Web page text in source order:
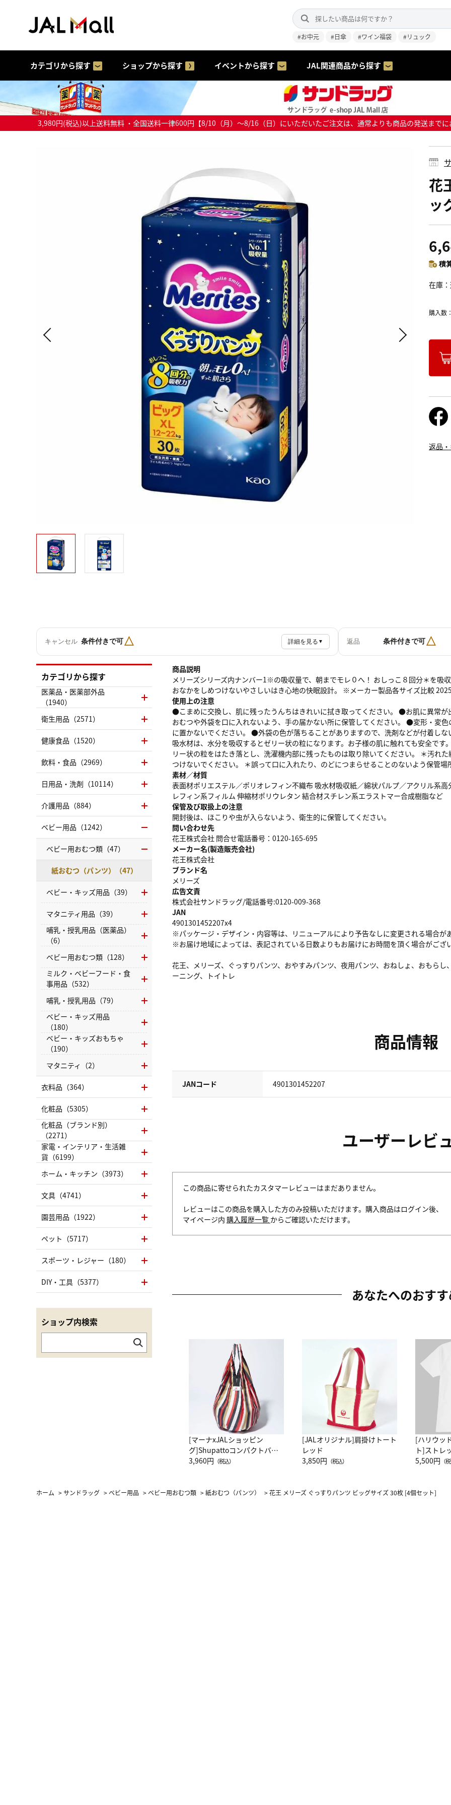
#お中元 #日傘 #ワイン福袋 #リュック
カテゴリから探す ショップから探す イベントから探す JAL関連商品から探す
3,980円(税込)以上送料無料 ・全国送料一律600円【8/10（月）～8/16（日）にいただいたご注文は、通常よりも商品の発送まで
花
ッ
積
在庫
購入数：
返品
キャンセル 条件付きで可△ 詳細を見る ▼ 返品 条件付きで可△
商品説明
メリーズシリーズ内ナンバー1※の吸収量で、朝までモレ０へ！ おしっこ８回分＊を吸
おなかをしめつけないやさしいはき心地の快眠設計。 ※メーカー製品各サイズ比較
使用上の注意
●こまめに交換し、肌に残ったうんちはきれいに拭き取ってください。 ●お肌に異常
おむつや外袋を口に入れないよう、手の届かない所に保管してください。 ●変形・変
に置かないでください。 ●外袋の色が落ちることがありますので、洗剤などが付着し
吸水材は、水分を吸収するとゼリー状の粒になります。お子様の肌に触れても安全で
リー状の粒をはたき落とし、洗濯機内部に残ったものは取り除いてください。 ＊汚れ
つけないでください。 ＊誤って口に入れたり、のどにつまらせることのないよう保管場
素材／材質
表面材ポリエステル／ポリオレフィン不織布 吸水材吸収紙／綿状パルプ／アクリル系
レフィン系フィルム 伸縮材ポリウレタン 結合材スチレン系エラストマー合成樹脂など
保管及び取扱上の注意
開封後は、ほこりや虫が入らないよう、衛生的に保管してください。
問い合わせ先
花王株式会社 問合せ電話番号：0120-165-695
メーカー名(製造販売会社)
花王株式会社
ブランド名
メリーズ
広告文責
株式会社サンドラッグ/電話番号:0120-009-368
JAN
4901301452207x4
※パッケージ・デザイン・内容等は、リニューアルにより予告なしに変更される場合が
※お届け地域によっては、表記されている日数よりもお届けにお時間を頂く場合がござい
花王、メリーズ、ぐっすりパンツ、おやすみパンツ、夜用パンツ、おねしょ、おもら
ーニング、トイトレ
商品情報
JANコード 4901301452207
ユーザーレビ
この商品に寄せられたカスタマーレビューはまだありません。
レビューはこの商品を購入した方のみ投稿いただけます。購入商品はログイン後、
マイページ内 購入履歴一覧 からご確認いただけます。
あなたへのおす
[マーナxJALショッピン
グ]Shupattoコンパクトバッ
グ Drop JAL客室乗務員
3,960円 （税込）
[JALオリジナル]肩掛けトート
レッド
3,850円 （税込）
[ハリウッ
ト]ストレ
ーネック別
5,500円 （
カテゴリから探す
医薬品・医薬部外品
（1940）
衛生用品（2571）
健康食品（1520）
飲料・食品（2969）
日用品・洗剤（10114）
介護用品（884）
ベビー用品（1242）
ベビー用おむつ類（47）
紙おむつ（パンツ）（47）
ベビー・キッズ用品（39）
マタニティ用品（39）
哺乳・授乳用品（医薬品）
（6）
ベビー用おむつ類（128）
ミルク・ベビーフード・食
事用品（532）
哺乳・授乳用品（79）
ベビー・キッズ用品
（180）
ベビー・キッズおもちゃ
（190）
マタニティ（2）
衣料品（364）
化粧品（5305）
化粧品（ブランド別）
（2271）
家電・インテリア・生活雑
貨（6199）
ホーム・キッチン（3973）
文具（4741）
園芸用品（1922）
ペット（5717）
スポーツ・レジャー（180）
DIY・工具（5377）
ショップ内検索
ホーム >サンドラッグ >ベビー用品 >ベビー用おむつ類 >紙おむつ（パンツ） >花王 メリーズ ぐっすりパンツ ビッグサイズ 30枚 [4個セット]